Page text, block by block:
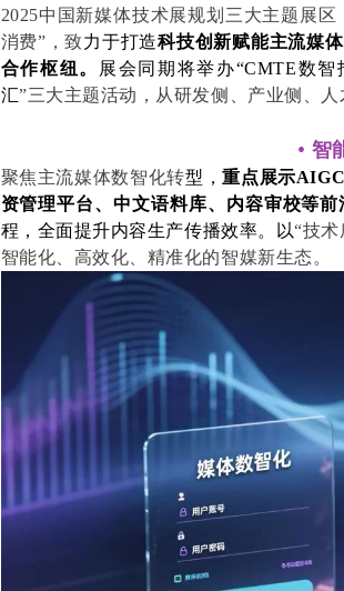
2025中国新媒体技术展规划三大主题展
消费”，致力于打造科技创新赋能主流媒
合作枢纽 。
展会同期将举办“CMTE数
汇”三大主题活动，从研发侧、产业侧、
• 智
聚焦主流媒体数智化转型，重点展示
资管理平台、中文语料库、内容审校等前
程，全面提升内容生产传播效率。以“技
智能化、高效化、精准化的智媒新生态。